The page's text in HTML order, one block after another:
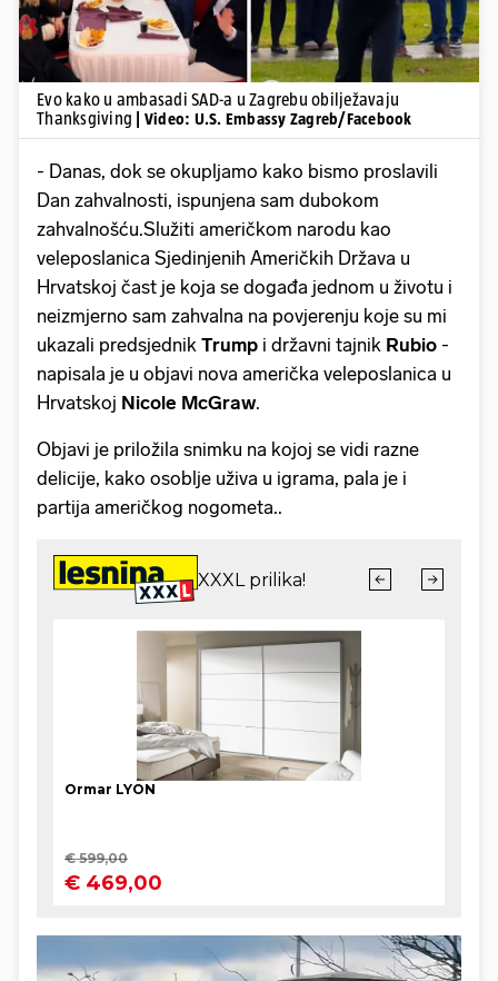
Evo kako u ambasadi SAD-a u Zagrebu obilježavaju
Thanksgiving
| Video: U.S. Embassy Zagreb/Facebook
- Danas, dok se okupljamo kako bismo proslavili
Dan zahvalnosti, ispunjena sam dubokom
zahvalnošću.Služiti američkom narodu kao
veleposlanica Sjedinjenih Američkih Država u
Hrvatskoj čast je koja se događa jednom u životu i
neizmjerno sam zahvalna na povjerenju koje su mi
ukazali predsjednik Trump i državni tajnik Rubio -
napisala je u objavi nova američka veleposlanica u
Hrvatskoj Nicole McGraw.
Objavi je priložila snimku na kojoj se vidi razne
delicije, kako osoblje uživa u igrama, pala je i
partija američkog nogometa..